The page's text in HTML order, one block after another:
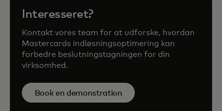
Interesseret?
Kontakt vores team for at udforske, hvordan
Mastercards indløsningsoptimering kan
forbedre beslutningstagningen for din
virksomhed.
Book en demonstration